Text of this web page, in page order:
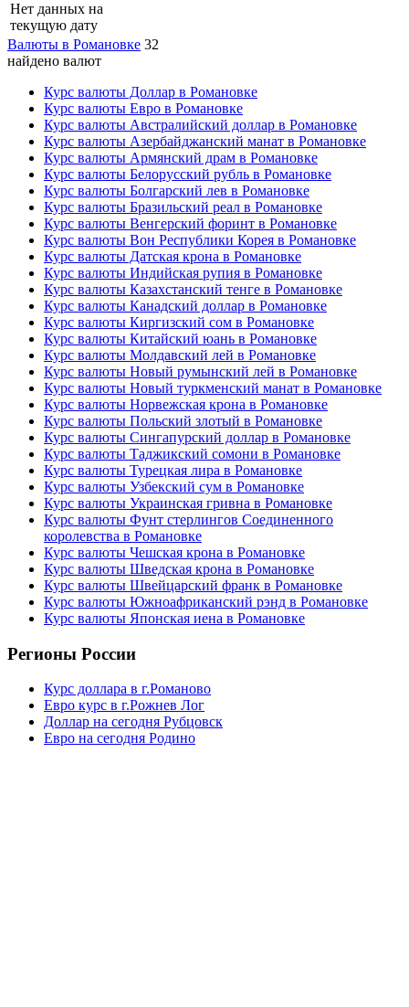
Нет данных на
текущую дату
Валюты в Романовке 32
найдено валют
Курс валюты Доллар в Романовке
Курс валюты Евро в Романовке
Курс валюты Австралийский доллар в Романовке
Курс валюты Азербайджанский манат в Романовке
Курс валюты Армянский драм в Романовке
Курс валюты Белорусский рубль в Романовке
Курс валюты Болгарский лев в Романовке
Курс валюты Бразильский реал в Романовке
Курс валюты Венгерский форинт в Романовке
Курс валюты Вон Республики Корея в Романовке
Курс валюты Датская крона в Романовке
Курс валюты Индийская рупия в Романовке
Курс валюты Казахстанский тенге в Романовке
Курс валюты Канадский доллар в Романовке
Курс валюты Киргизский сом в Романовке
Курс валюты Китайский юань в Романовке
Курс валюты Молдавский лей в Романовке
Курс валюты Новый румынский лей в Романовке
Курс валюты Новый туркменский манат в Романовке
Курс валюты Норвежская крона в Романовке
Курс валюты Польский злотый в Романовке
Курс валюты Сингапурский доллар в Романовке
Курс валюты Таджикский сомони в Романовке
Курс валюты Турецкая лира в Романовке
Курс валюты Узбекский сум в Романовке
Курс валюты Украинская гривна в Романовке
Курс валюты Фунт стерлингов Соединенного
королевства в Романовке
Курс валюты Чешская крона в Романовке
Курс валюты Шведская крона в Романовке
Курс валюты Швейцарский франк в Романовке
Курс валюты Южноафриканский рэнд в Романовке
Курс валюты Японская иена в Романовке
Регионы России
Курс доллара в г.Романово
Евро курс в г.Рожнев Лог
Доллар на сегодня Рубцовск
Евро на сегодня Родино